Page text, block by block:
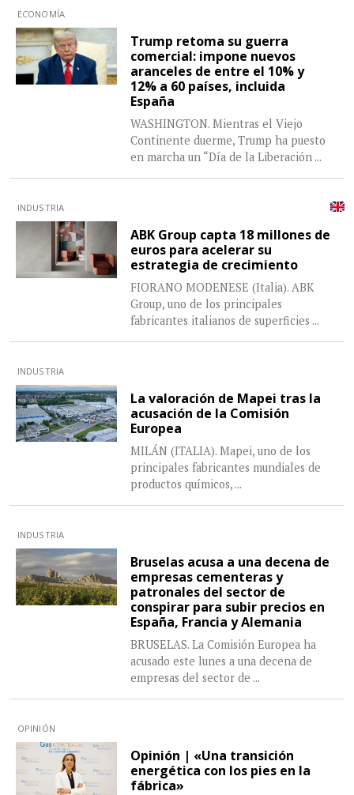
ECONOMÍA
Trump retoma su guerra
comercial: impone nuevos
aranceles de entre el 10% y
12% a 60 países, incluida
España
WASHINGTON. Mientras el Viejo
Continente duerme, Trump ha puesto
en marcha un “Día de la Liberación ...
INDUSTRIA
ABK Group capta 18 millones de
euros para acelerar su
estrategia de crecimiento
FIORANO MODENESE (Italia). ABK
Group, uno de los principales
fabricantes italianos de superficies ...
INDUSTRIA
La valoración de Mapei tras la
acusación de la Comisión
Europea
MILÁN (ITALIA). Mapei, uno de los
principales fabricantes mundiales de
productos químicos, ...
INDUSTRIA
Bruselas acusa a una decena de
empresas cementeras y
patronales del sector de
conspirar para subir precios en
España, Francia y Alemania
BRUSELAS. La Comisión Europea ha
acusado este lunes a una decena de
empresas del sector de ...
OPINIÓN
Opinión | «Una transición
energética con los pies en la
fábrica»